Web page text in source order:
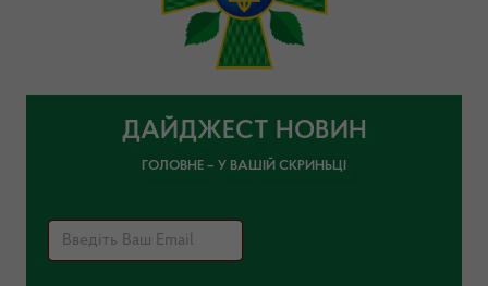
ДАЙДЖЕСТ НОВИН
ГОЛОВНЕ – У ВАШІЙ СКРИНЬЦІ